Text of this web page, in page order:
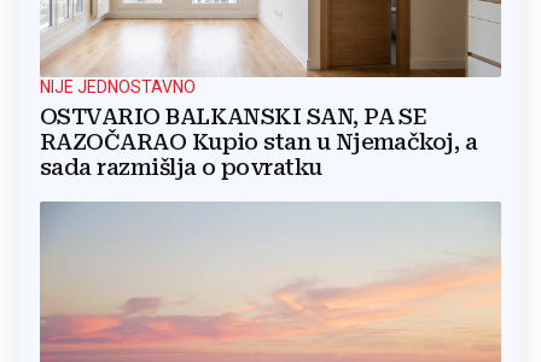
NIJE JEDNOSTAVNO
OSTVARIO BALKANSKI SAN, PA SE
RAZOČARAO Kupio stan u Njemačkoj, a
sada razmišlja o povratku